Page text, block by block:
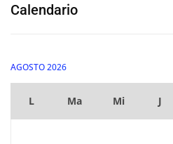
Calendario
AGOSTO 2026
L Ma Mi J